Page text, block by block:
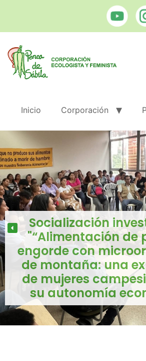
Inicio Corporación
Socialización
"“Alimentación de
engorde con
de montaña: una
de mujeres
su autonomía